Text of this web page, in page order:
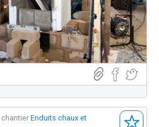
Enduits chaux et